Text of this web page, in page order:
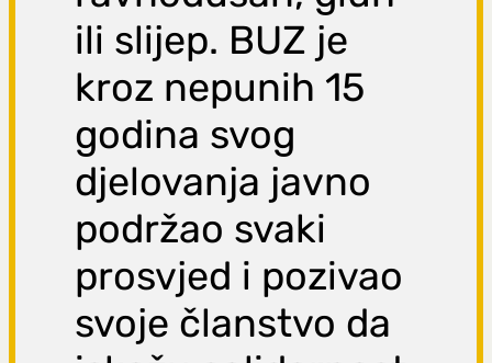
ili slijep. BUZ je
kroz nepunih 15
godina svog
djelovanja javno
podržao svaki
prosvjed i pozivao
svoje članstvo da